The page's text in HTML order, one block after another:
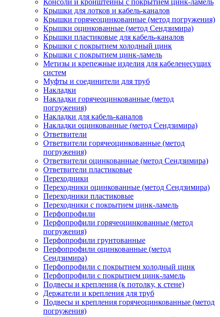
Консоли и кронштейны с покрытием цинк-ламель
Крышки для лотков и кабель-каналов
Крышки горячеоцинкованные (метод погружения)
Крышки оцинкованные (метод Сендзимира)
Крышки пластиковые для кабель-каналов
Крышки с покрытием холодный цинк
Крышки с покрытием цинк-ламель
Метизы и крепежные изделия для кабеленесущих
систем
Муфты и соединители для труб
Накладки
Накладки горячеоцинкованные (метод
погружения)
Накладки для кабель-каналов
Накладки оцинкованные (метод Сендзимира)
Ответвители
Ответвители горячеоцинкованные (метод
погружения)
Ответвители оцинкованные (метод Сендзимира)
Ответвители пластиковые
Переходники
Переходники оцинкованные (метод Сендзимира)
Переходники пластиковые
Переходники с покрытием цинк-ламель
Перфопрофили
Перфопрофили горячеоцинкованные (метод
погружения)
Перфопрофили грунтованные
Перфопрофили оцинкованные (метод
Сендзимира)
Перфопрофили с покрытием холодный цинк
Перфопрофили с покрытием цинк-ламель
Подвесы и крепления (к потолку, к стене)
Держатели и крепления для труб
Подвесы и крепления горячеоцинкованные (метод
погружения)